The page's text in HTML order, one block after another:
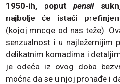
1950-ih, poput pensil
najbolje će istaći
(kojoj mnoge od nas teže).
senzualnost i u najležernijim
delikatnim komadima i
je odeća iz ovog doba
moćna da se u njoj pronađe i